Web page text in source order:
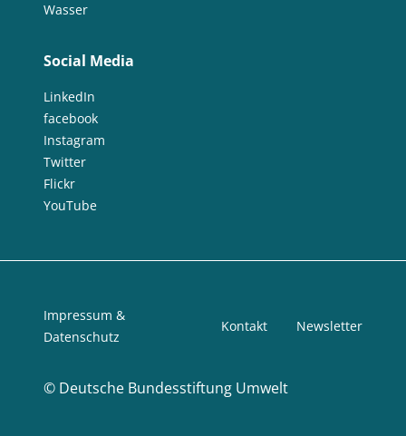
Wasser
Social Media
LinkedIn
facebook
Instagram
Twitter
Flickr
YouTube
© Deutsche Bundesstiftung Umwelt
Impressum &
Datenschutz
Kontakt Newsletter